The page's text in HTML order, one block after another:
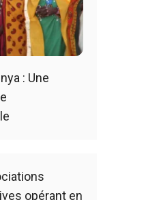
: Une
opérant en